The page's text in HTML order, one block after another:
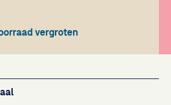
vergroten
vertalen van de teksten op deze website